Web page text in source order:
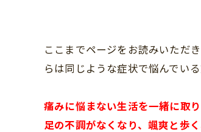
ここまでページをお読みいただ
らは同じような症状で悩んでい
痛みに悩まない生活を一緒に取り
足の不調がなくなり、颯爽と歩